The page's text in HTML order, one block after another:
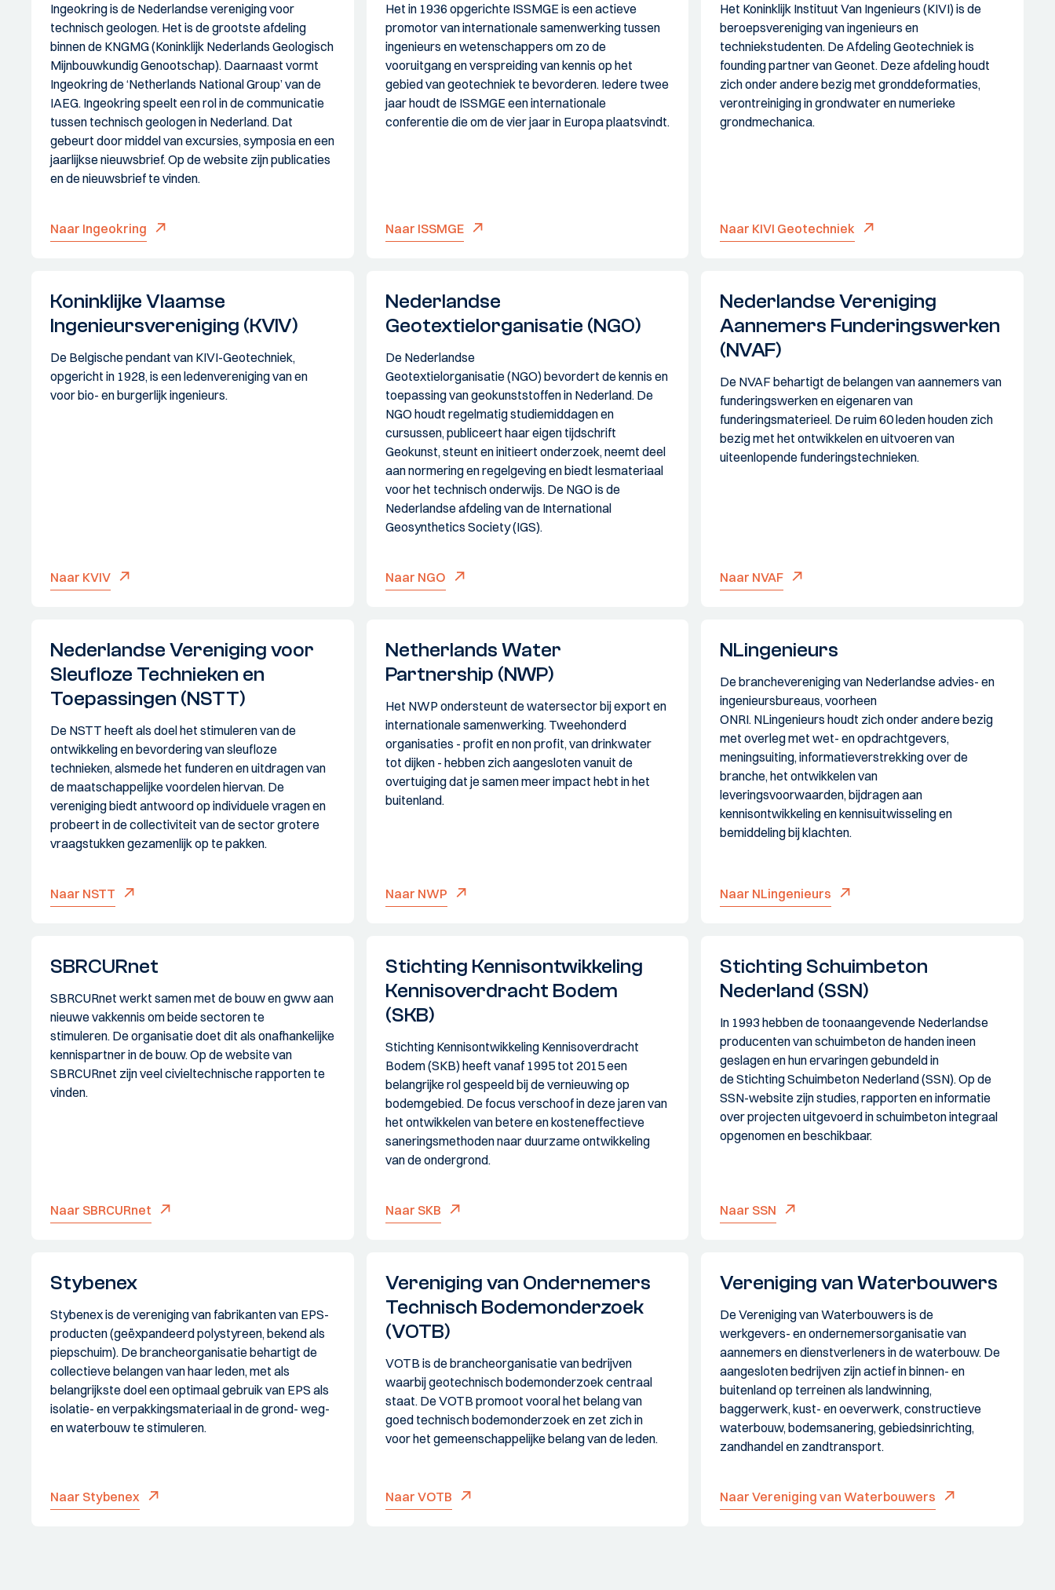
Ingeokring is de Nederlandse vereniging voor
technisch geologen. Het is de grootste afdeling
binnen de KNGMG (Koninklijk Nederlands Geologisch
Mijnbouwkundig Genootschap). Daarnaast vormt
Ingeokring de ‘Netherlands National Group’ van de
IAEG. Ingeokring speelt een rol in de communicatie
tussen technisch geologen in Nederland. Dat
gebeurt door middel van excursies, symposia en een
jaarlijkse nieuwsbrief. Op de website zijn publicaties
en de nieuwsbrief te vinden.
Naar Ingeokring
Het in 1936 opgerichte ISSMGE is een actieve
promotor van internationale samenwerking tussen
ingenieurs en wetenschappers om zo de
vooruitgang en verspreiding van kennis op het
gebied van geotechniek te bevorderen. Iedere twee
jaar houdt de ISSMGE een internationale
conferentie die om de vier jaar in Europa plaatsvindt.
Naar ISSMGE
Het Koninklijk Instituut Van Ingenieurs (KIVI) is de
beroepsvereniging van ingenieurs en
techniekstudenten. De Afdeling Geotechniek is
founding partner van Geonet. Deze afdeling houdt
zich onder andere bezig met gronddeformaties,
verontreiniging in grondwater en numerieke
grondmechanica.
Naar KIVI Geotechniek
Koninklijke Vlaamse
Ingenieursvereniging (KVIV)
De Belgische pendant van KIVI-Geotechniek,
opgericht in 1928, is een ledenvereniging van en
voor bio- en burgerlijk ingenieurs.
Naar KVIV
Nederlandse
Geotextielorganisatie (NGO)
De Nederlandse
Geotextielorganisatie (NGO) bevordert de kennis en
toepassing van geokunststoffen in Nederland. De
NGO houdt regelmatig studiemiddagen en
cursussen, publiceert haar eigen tijdschrift
Geokunst, steunt en initieert onderzoek, neemt deel
aan normering en regelgeving en biedt lesmateriaal
voor het technisch onderwijs. De NGO is de
Nederlandse afdeling van de International
Geosynthetics Society (IGS).
Naar NGO
Nederlandse Vereniging
Aannemers Funderingswerken
(NVAF)
De NVAF behartigt de belangen van aannemers van
funderingswerken en eigenaren van
funderingsmaterieel. De ruim 60 leden houden zich
bezig met het ontwikkelen en uitvoeren van
uiteenlopende funderingstechnieken.
Naar NVAF
Nederlandse Vereniging voor
Sleufloze Technieken en
Toepassingen (NSTT)
De NSTT heeft als doel het stimuleren van de
ontwikkeling en bevordering van sleufloze
technieken, alsmede het funderen en uitdragen van
de maatschappelijke voordelen hiervan. De
vereniging biedt antwoord op individuele vragen en
probeert in de collectiviteit van de sector grotere
vraagstukken gezamenlijk op te pakken.
Naar NSTT
Netherlands Water
Partnership (NWP)
Het NWP ondersteunt de watersector bij export en
internationale samenwerking. Tweehonderd
organisaties - profit en non profit, van drinkwater
tot dijken - hebben zich aangesloten vanuit de
overtuiging dat je samen meer impact hebt in het
buitenland.
Naar NWP
NLingenieurs
De branchevereniging van Nederlandse advies- en
ingenieursbureaus, voorheen
ONRI. NLingenieurs houdt zich onder andere bezig
met overleg met wet- en opdrachtgevers,
meningsuiting, informatieverstrekking over de
branche, het ontwikkelen van
leveringsvoorwaarden, bijdragen aan
kennisontwikkeling en kennisuitwisseling en
bemiddeling bij klachten.
Naar NLingenieurs
SBRCURnet
SBRCURnet werkt samen met de bouw en gww aan
nieuwe vakkennis om beide sectoren te
stimuleren. De organisatie doet dit als onafhankelijke
kennispartner in de bouw. Op de website van
SBRCURnet zijn veel civieltechnische rapporten te
vinden.
Naar SBRCURnet
Stichting Kennisontwikkeling
Kennisoverdracht Bodem
(SKB)
Stichting Kennisontwikkeling Kennisoverdracht
Bodem (SKB) heeft vanaf 1995 tot 2015 een
belangrijke rol gespeeld bij de vernieuwing op
bodemgebied. De focus verschoof in deze jaren van
het ontwikkelen van betere en kosteneffectieve
saneringsmethoden naar duurzame ontwikkeling
van de ondergrond.
Naar SKB
Stichting Schuimbeton
Nederland (SSN)
In 1993 hebben de toonaangevende Nederlandse
producenten van schuimbeton de handen ineen
geslagen en hun ervaringen gebundeld in
de Stichting Schuimbeton Nederland (SSN). Op de
SSN-website zijn studies, rapporten en informatie
over projecten uitgevoerd in schuimbeton integraal
opgenomen en beschikbaar.
Naar SSN
Stybenex
Stybenex is de vereniging van fabrikanten van EPS-
producten (geëxpandeerd polystyreen, bekend als
piepschuim). De brancheorganisatie behartigt de
collectieve belangen van haar leden, met als
belangrijkste doel een optimaal gebruik van EPS als
isolatie- en verpakkingsmateriaal in de grond- weg-
en waterbouw te stimuleren.
Naar Stybenex
Vereniging van Ondernemers
Technisch Bodemonderzoek
(VOTB)
VOTB is de brancheorganisatie van bedrijven
waarbij geotechnisch bodemonderzoek centraal
staat. De VOTB promoot vooral het belang van
goed technisch bodemonderzoek en zet zich in
voor het gemeenschappelijke belang van de leden.
Naar VOTB
Vereniging van Waterbouwers
De Vereniging van Waterbouwers is de
werkgevers- en ondernemersorganisatie van
aannemers en dienstverleners in de waterbouw. De
aangesloten bedrijven zijn actief in binnen- en
buitenland op terreinen als landwinning,
baggerwerk, kust- en oeverwerk, constructieve
waterbouw, bodemsanering, gebiedsinrichting,
zandhandel en zandtransport.
Naar Vereniging van Waterbouwers